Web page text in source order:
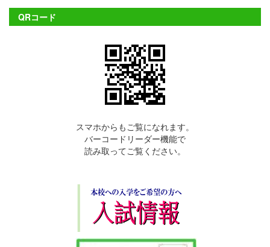
QRコード
スマホからもご覧になれます。
バーコードリーダー機能で
読み取ってご覧ください。